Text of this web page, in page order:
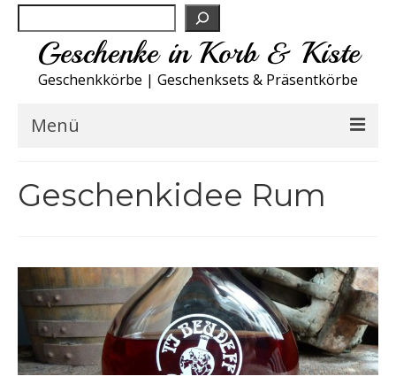
Geschenke in Korb & Kiste
Geschenkkörbe | Geschenksets & Präsentkörbe
Menü
Spirituosen
Sport
Geschenkidee Rum